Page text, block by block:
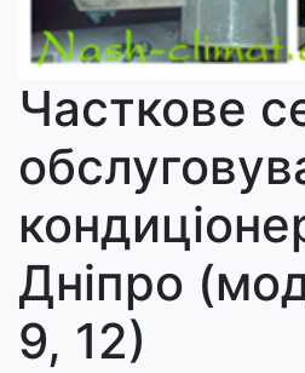
Часткове
Дніпро
9, 12)